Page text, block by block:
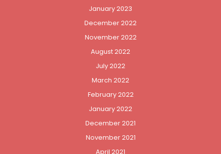
January 2023
December 2022
November 2022
August 2022
July 2022
March 2022
February 2022
January 2022
December 2021
November 2021
April 2021